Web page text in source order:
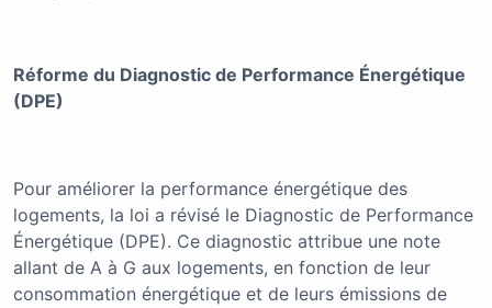
Réforme du Diagnostic de Performance Énergétique
(DPE)
Pour améliorer la performance énergétique des
logements, la loi a révisé le Diagnostic de Performance
Énergétique (DPE). Ce diagnostic attribue une note
allant de A à G aux logements, en fonction de leur
consommation énergétique et de leurs émissions de